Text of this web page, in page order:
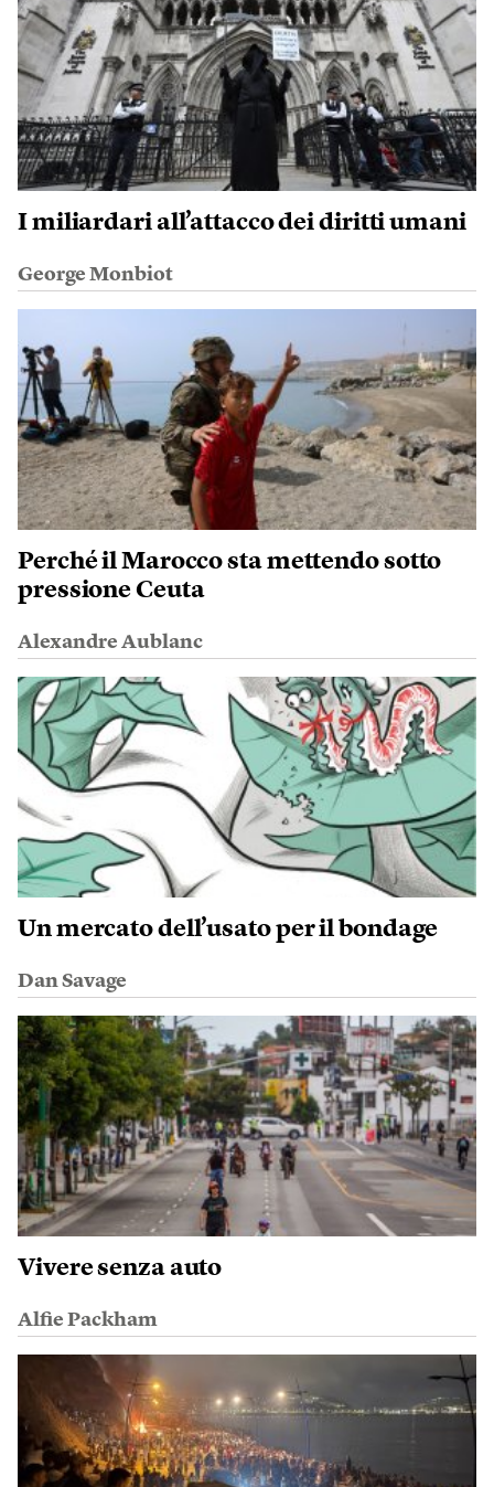
I miliardari all’attacco dei diritti umani
George Monbiot
Perché il Marocco sta mettendo sotto
pressione Ceuta
Alexandre Aublanc
Un mercato dell’usato per il bondage
Dan Savage
Vivere senza auto
Alfie Packham